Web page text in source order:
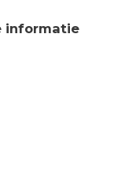
informatie